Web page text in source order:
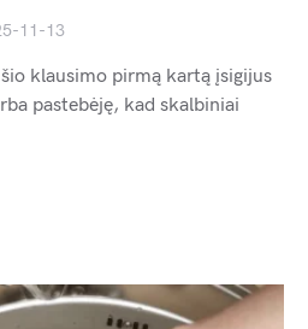
11-13
klausimo pirmą kartą įsigijus
pastebėję, kad skalbiniai